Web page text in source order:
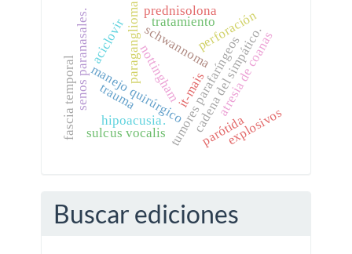
schwannoma
paraganglioma tumores parafaríngeos
cadena del simpático.
atresia de coanas
manejo quirúrgico
senos paranasales. perforación
trauma
explosivos
hipoacusia.
sulcus vocalis
fascia temporal
tratamiento
prednisolona
aciclovir
parótida
it-mais
nottingham
Buscar ediciones